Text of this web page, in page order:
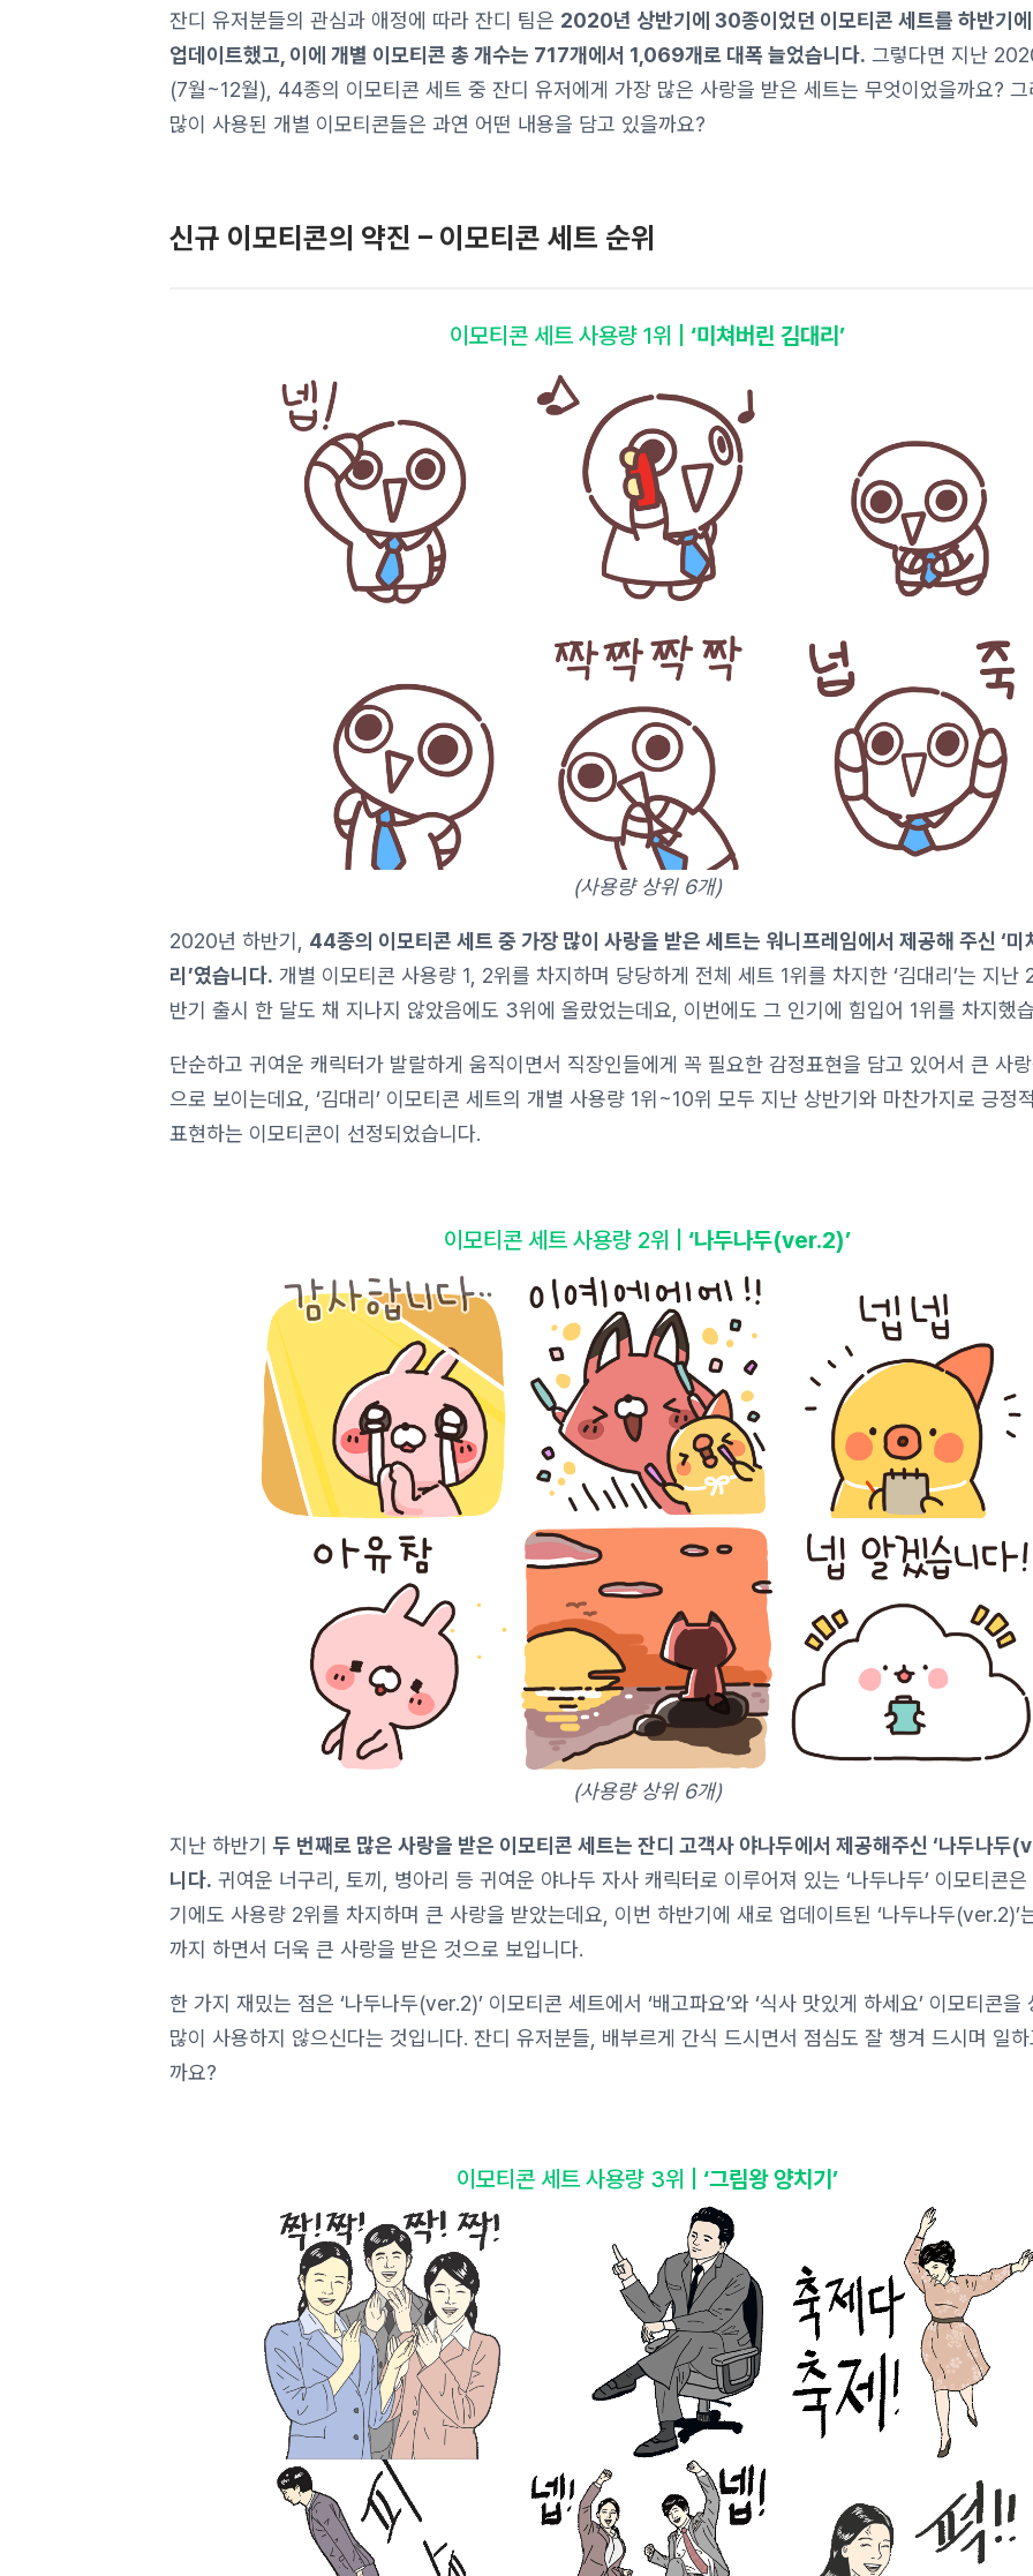
잔디 유저분들의 관심과 애정에 따라 잔디 팀은 2020년 상반기에 30종이었던 이모티콘 세트를 하반기
업데이트했고, 이에 개별 이모티콘 총 개수는 717개에서 1,069개로 대폭 늘었습니다. 그렇다면 지난
(7월~12월), 44종의 이모티콘 세트 중 잔디 유저에게 가장 많은 사랑을 받은 세트는 무엇이었을까요?
많이 사용된 개별 이모티콘들은 과연 어떤 내용을 담고 있을까요?
신규 이모티콘의 약진 – 이모티콘 세트 순위
이모티콘 세트 사용량 1위 | ‘미쳐버린 김대리’
(사용량 상위 6개)
2020년 하반기, 44종의 이모티콘 세트 중 가장 많이 사랑을 받은 세트는 워니프레임에서 제공해 주신 ‘미
리’였습니다. 개별 이모티콘 사용량 1, 2위를 차지하며 당당하게 전체 세트 1위를 차지한 ‘김대리’는 지
반기 출시 한 달도 채 지나지 않았음에도 3위에 올랐었는데요, 이번에도 그 인기에 힘입어 1위를 차지했
단순하고 귀여운 캐릭터가 발랄하게 움직이면서 직장인들에게 꼭 필요한 감정표현을 담고 있어서 큰 사
으로 보이는데요, ‘김대리’ 이모티콘 세트의 개별 사용량 1위~10위 모두 지난 상반기와 마찬가지로 긍정
표현하는 이모티콘이 선정되었습니다.
이모티콘 세트 사용량 2위 | ‘나두나두(ver.2)’
(사용량 상위 6개)
지난 하반기두 번째로 많은 사랑을 받은 이모티콘 세트는 잔디 고객사 야나두에서 제공해주신 ‘나두나두
니다. 귀여운 너구리, 토끼, 병아리 등 귀여운 야나두 자사 캐릭터로 이루어져 있는 ‘나두나두’ 이모티콘
기에도 사용량 2위를 차지하며 큰 사랑을 받았는데요, 이번 하반기에 새로 업데이트된 ‘나두나두(ver.2)’
까지 하면서 더욱 큰 사랑을 받은 것으로 보입니다.
한 가지 재밌는 점은 ‘나두나두(ver.2)’ 이모티콘 세트에서 ‘배고파요’와 ‘식사 맛있게 하세요’ 이모티콘을
많이 사용하지 않으신다는 것입니다. 잔디 유저분들, 배부르게 간식 드시면서 점심도 잘 챙겨 드시며 일
까요?
이모티콘 세트 사용량 3위 | ‘그림왕 양치기’